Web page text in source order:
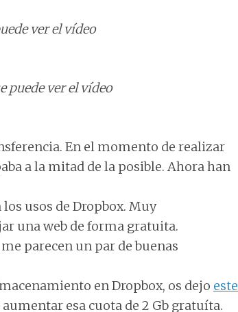
ver el vídeo
puede ver el vídeo
En el momento de realizar
a la mitad de la posible. Ahora han
usos de Dropbox. Muy
una web de forma gratuita.
parecen un par de buenas
en Dropbox, os dejo este
esa cuota de 2 Gb gratuíta.